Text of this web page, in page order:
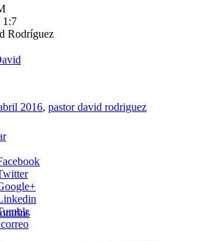
1:7
Rodríguez
2016, pastor david rodriguez